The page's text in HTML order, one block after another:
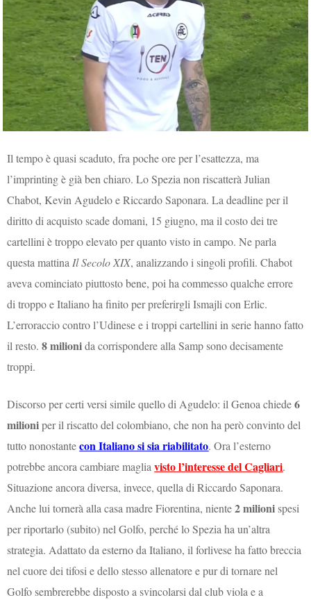
Il tempo è quasi scaduto, fra poche ore per l’esattezza, ma
l’imprinting è già ben chiaro. Lo Spezia non riscatterà Julian
Chabot, Kevin Agudelo e Riccardo Saponara. La deadline per il
diritto di acquisto scade domani, 15 giugno, ma il costo dei tre
cartellini è troppo elevato per quanto visto in campo. Ne parla
questa mattina Il Secolo XIX, analizzando i singoli profili. Chabot
aveva cominciato piuttosto bene, poi ha commesso qualche errore
di troppo e Italiano ha finito per preferirgli Ismajli con Erlic.
L’erroraccio contro l’Udinese e i troppi cartellini in serie hanno fatto
il resto.8 milionida corrispondere alla Samp sono decisamente
troppi.
Discorso per certi versi simile quello di Agudelo: il Genoa chiede6
milioniper il riscatto del colombiano, che non ha però convinto del
tutto nonostantecon Italiano si sia riabilitato. Ora l’esterno
potrebbe ancora cambiare magliavisto l’interesse del Cagliari.
Situazione ancora diversa, invece, quella di Riccardo Saponara.
Anche lui tornerà alla casa madre Fiorentina, niente2 milionispesi
per riportarlo (subito) nel Golfo, perché lo Spezia ha un’altra
strategia. Adattato da esterno da Italiano, il forlivese ha fatto breccia
nel cuore dei tifosi e dello stesso allenatore e pur di tornare nel
Golfo sembrerebbe disposto a svincolarsi dal club viola e a